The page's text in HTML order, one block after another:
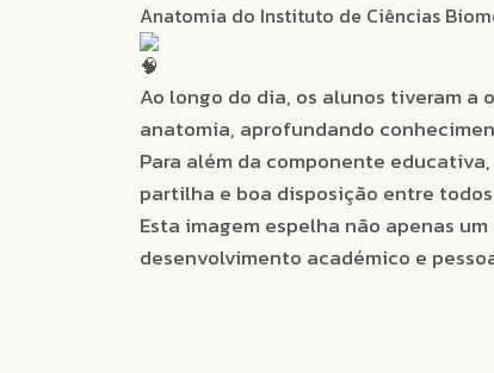
Anatomia do Instituto de Ciências
Ao longo do dia, os alunos tiveram
anatomia, aprofundando
Para além da componente
partilha e boa disposição entre
Esta imagem espelha não apenas
desenvolvimento académico e